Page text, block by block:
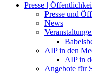
Presse |
Presse und
News
AIP in den
AIP in
Angebote für